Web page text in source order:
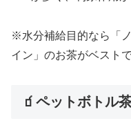
※水分補給目的なら「
イン」のお茶がベストで
🧃ペットボトル